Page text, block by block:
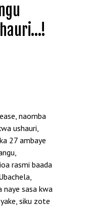
naomba
ushauri,
27 ambaye
rasmi baada
sasa kwa
siku zote